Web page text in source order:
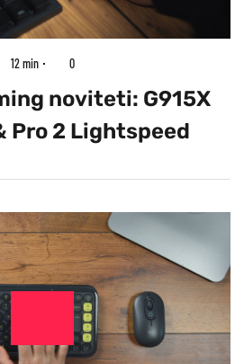
12 min 0
noviteti: G915X
Pro 2 Lightspeed